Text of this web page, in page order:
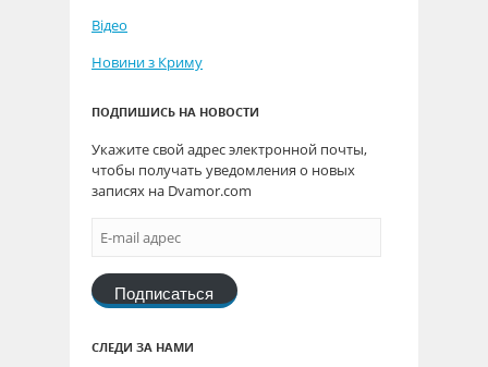
Відео
Новини з Криму
ПОДПИШИСЬ НА НОВОСТИ
Укажите свой адрес электронной почты,
чтобы получать уведомления о новых
записях на Dvamor.com
Подписаться
СЛЕДИ ЗА НАМИ